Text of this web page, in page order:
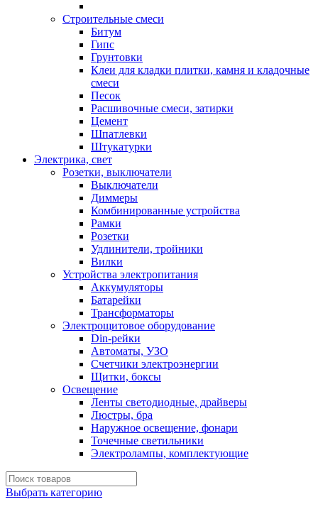
Строительные смеси
Битум
Гипс
Грунтовки
Клеи для кладки плитки, камня и кладочные
смеси
Песок
Расшивочные смеси, затирки
Цемент
Шпатлевки
Штукатурки
Электрика, свет
Розетки, выключатели
Выключатели
Диммеры
Комбинированные устройства
Рамки
Розетки
Удлинители, тройники
Вилки
Устройства электропитания
Аккумуляторы
Батарейки
Трансформаторы
Электрощитовое оборудование
Din-рейки
Автоматы, УЗО
Счетчики электроэнергии
Щитки, боксы
Освещение
Ленты светодиодные, драйверы
Люстры, бра
Наружное освещение, фонари
Точечные светильники
Электролампы, комплектующие
Выбрать категорию